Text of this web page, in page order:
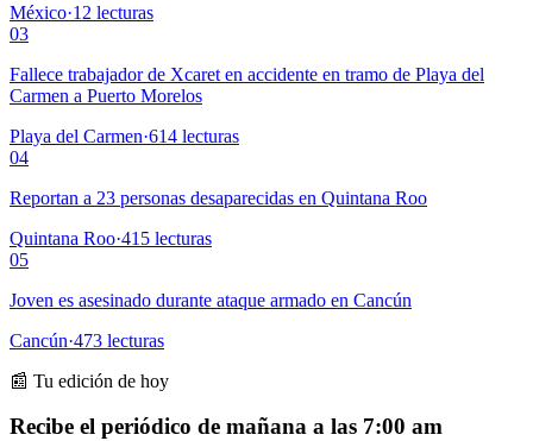
México·12 lecturas
03
Fallece trabajador de Xcaret en accidente en tramo de Playa del
Carmen a Puerto Morelos
Playa del Carmen·614 lecturas
04
Reportan a 23 personas desaparecidas en Quintana Roo
Quintana Roo·415 lecturas
05
Joven es asesinado durante ataque armado en Cancún
Cancún·473 lecturas
📰 Tu edición de hoy
Recibe el periódico de mañana a las 7:00 am